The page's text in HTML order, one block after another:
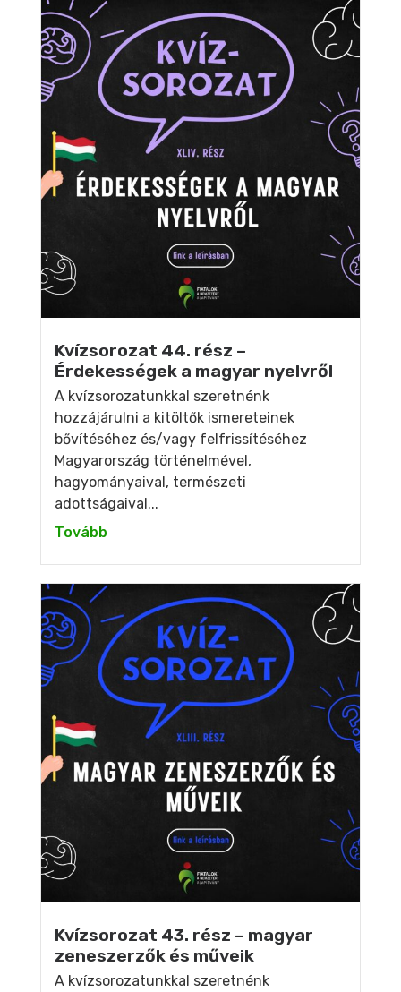
Kvízsorozat 44. rész –
Érdekességek a magyar nyelvről
A kvízsorozatunkkal szeretnénk
hozzájárulni a kitöltők ismereteinek
bővítéséhez és/vagy felfrissítéséhez
Magyarország történelmével,
hagyományaival, természeti
adottságaival...
Tovább
Kvízsorozat 43. rész – magyar
zeneszerzők és műveik
A kvízsorozatunkkal szeretnénk